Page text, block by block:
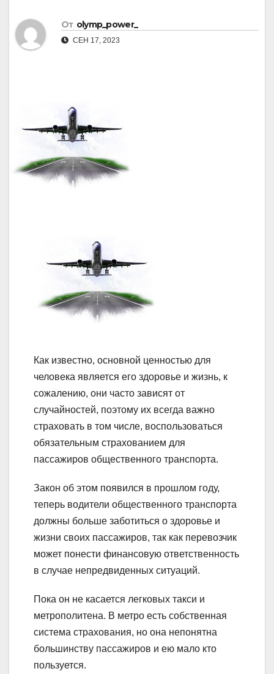
От olymp_power_
СЕН 17, 2023
Как известно, основной ценностью для
человека является его здоровье и жизнь, к
сожалению, они часто зависят от
случайностей, поэтому их всегда важно
страховать в том числе, воспользоваться
обязательным страхованием для
пассажиров общественного транспорта.
Закон об этом появился в прошлом году,
теперь водители общественного транспорта
должны больше заботиться о здоровье и
жизни своих пассажиров, так как перевозчик
может понести финансовую ответственность
в случае непредвиденных ситуаций.
Пока он не касается легковых такси и
метрополитена. В метро есть собственная
система страхования, но она непонятна
большинству пассажиров и ею мало кто
пользуется.